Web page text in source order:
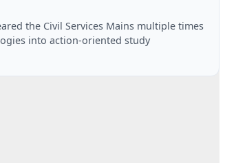
the Civil Services Mains multiple times
into action-oriented study